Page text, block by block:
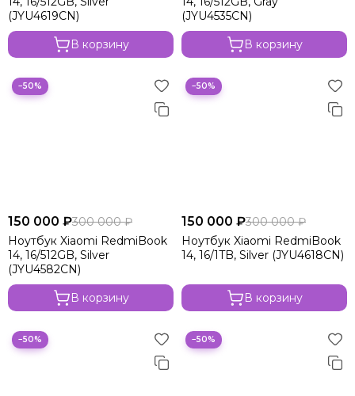
(JYU4619CN)
В корзину
(JYU4535CN)
В корзину
−50%
150 000 ₽300 000 ₽
Ноутбук Xiaomi RedmiBook
14, 16/512GB, Silver
(JYU4582CN)
В корзину
−50%
150 000 ₽300 000 ₽
Ноутбук Xiaomi RedmiBook
14, 16/1TB, Silver (JYU4618CN)
В корзину
−50% −50%